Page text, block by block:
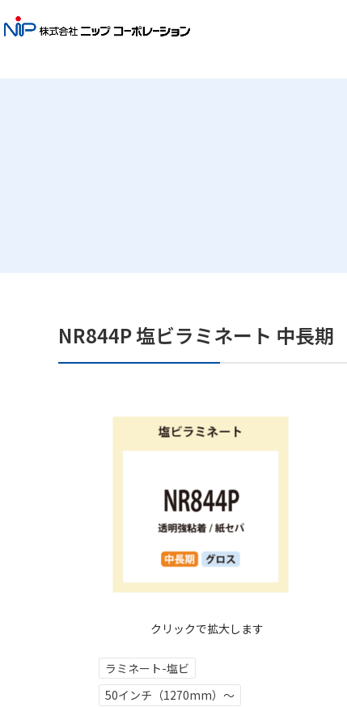
NR844P 塩ビラミネート 中長期
クリックで拡大します
ラミネート-塩ビ
50インチ（1270mm）～